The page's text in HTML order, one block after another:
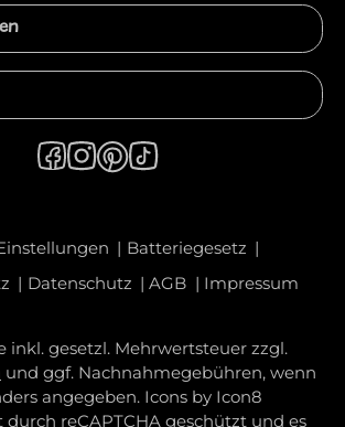
Batteriegesetz
Datenschutz AGB Impressum
inkl. gesetzl. Mehrwertsteuer zzgl.
und ggf. Nachnahmegebühren, wenn
angegeben. Icons by Icon8
durch reCAPTCHA geschützt und es